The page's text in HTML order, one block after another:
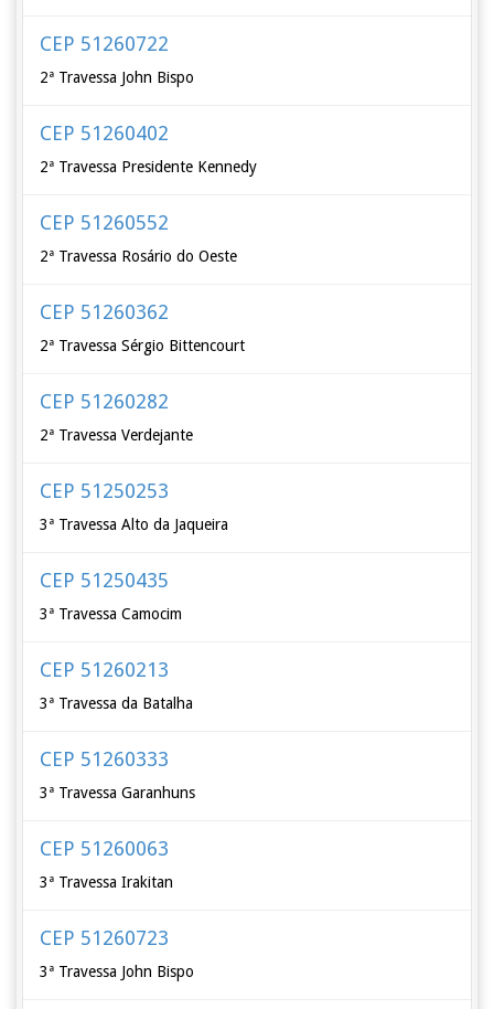
CEP 51260722
2ª Travessa John Bispo
CEP 51260402
2ª Travessa Presidente Kennedy
CEP 51260552
2ª Travessa Rosário do Oeste
CEP 51260362
2ª Travessa Sérgio Bittencourt
CEP 51260282
2ª Travessa Verdejante
CEP 51250253
3ª Travessa Alto da Jaqueira
CEP 51250435
3ª Travessa Camocim
CEP 51260213
3ª Travessa da Batalha
CEP 51260333
3ª Travessa Garanhuns
CEP 51260063
3ª Travessa Irakitan
CEP 51260723
3ª Travessa John Bispo